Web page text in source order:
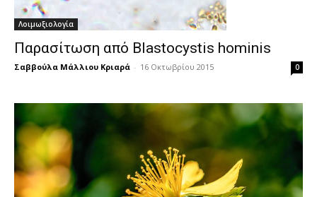
Λοιμωξιολογία
Παρασίτωση από Blastocystis hominis
Σαββούλα Μάλλιου Κριαρά - 16 Οκτωβρίου 2015 0